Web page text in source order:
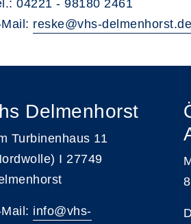
04221 - 98180 2461
reske@vhs-delmenhorst.de
Delmenhorst
Turbinenhaus 11
I 27749
info@vhs-